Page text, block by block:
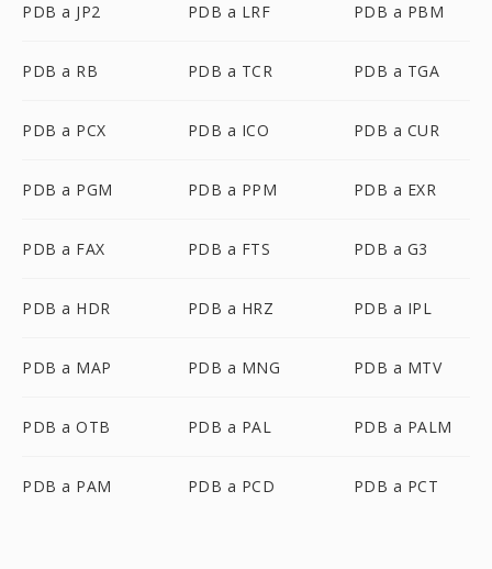
PDB a JP2 PDB a LRF PDB a PBM
PDB a RB PDB a TCR PDB a TGA
PDB a PCX PDB a ICO PDB a CUR
PDB a PGM PDB a PPM PDB a EXR
PDB a FAX PDB a FTS PDB a G3
PDB a HDR PDB a HRZ PDB a IPL
PDB a MAP PDB a MNG PDB a MTV
PDB a OTB PDB a PAL PDB a PALM
PDB a PAM PDB a PCD PDB a PCT